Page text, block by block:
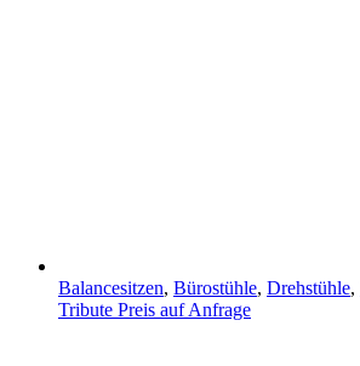
Balancesitzen, Bürostühle, Drehstühle,
Tribute Preis auf Anfrage